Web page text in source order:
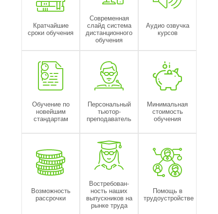
Кратчайшие
сроки обучения
Современная
слайд система
дистанционного
обучения
Аудио озвучка
курсов
Обучение по
новейшим
стандартам
Персональный
тьютор-
преподаватель
Минимальная
стоимость
обучения
Возможность
рассрочки
Востребован-
ность наших
выпускников на
рынке труда
Помощь в
трудоустройстве